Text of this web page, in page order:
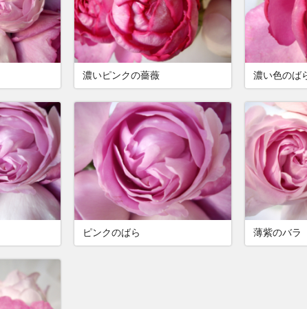
濃いピンクの薔薇 濃い色のば
ピンクのばら 薄紫のバラ